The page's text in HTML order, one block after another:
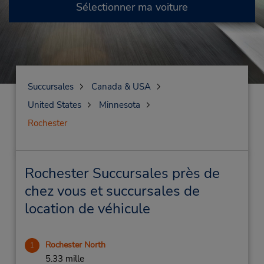
Sélectionner ma voiture
Succursales
Canada & USA
United States
Minnesota
Rochester
Rochester Succursales près de
chez vous et succursales de
location de véhicule
1 Rochester North
5.33 mille